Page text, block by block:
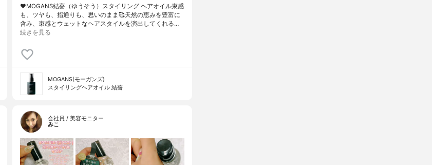
♥MOGANS結薔（ゆうそう）スタイリング ヘアオイル束感
も、ツヤも、指通りも、思いのまま🥰天然の恵みを豊富に
含み、束感とウェットなヘアスタイルを演出してくれる…
続きを見る
MOGANS(モーガンズ)
スタイリングヘアオイル 結薔
会社員 / 美容モニター
みこ